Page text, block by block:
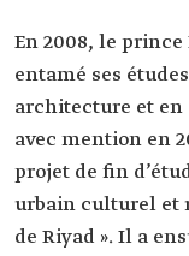
En 2008, le prince
entamé ses
architecture et en
avec mention en
projet de fin
urbain culturel et
de Riyad ». Il a